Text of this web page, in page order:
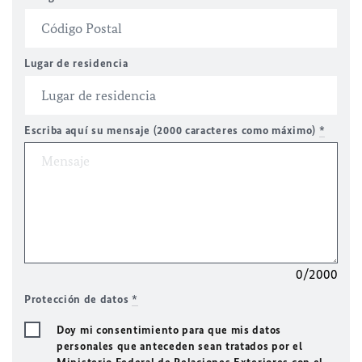
Lugar de residencia
Escriba aquí su mensaje (2000 caracteres como máximo) *
0/2000
Protección de datos *
Doy mi consentimiento para que mis datos
personales que anteceden sean tratados por el